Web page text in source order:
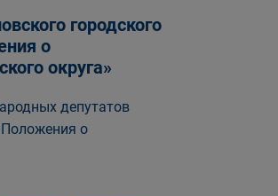
городского
о
округа»
депутатов
Положения о